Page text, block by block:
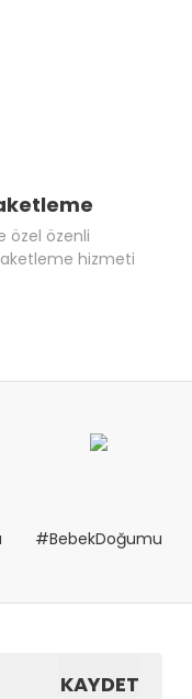
özel özenli
hizmeti
#BebekDoğumu
KAYDET